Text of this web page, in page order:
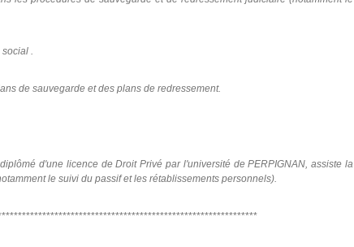
.
de sauvegarde et des plans de redressement.
diplômé d'une licence de Droit Privé par l'université de PERPIGNAN, assiste la
le suivi du passif et les rétablissements personnels).